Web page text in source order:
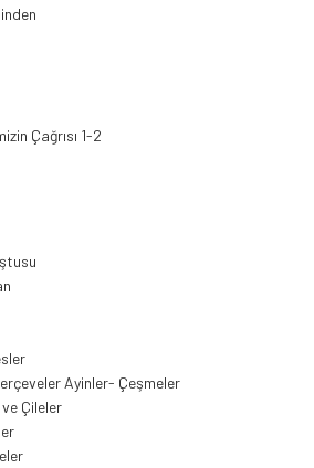
Çağrısı 1-2
Ayinler- Çeşmeler
Çileler